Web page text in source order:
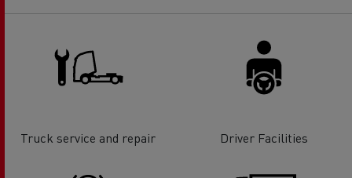
Truck service and repair Driver Facilities